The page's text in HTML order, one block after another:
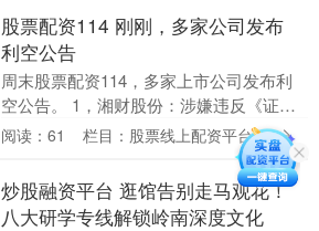
箱....
股票配资114 刚刚，多家公司发布
利空公告
周末股票配资114，多家上市公司发布利
空公告。 1，湘财股份：涉嫌违反《证券
经纪业务管理办法》账户实名制等规定子
公司湘财证券被证监会立案 湘财股份
(600095....
阅读：61 栏目：股票线上配资平台
炒股融资平台 逛馆告别走马观花！
八大研学专线解锁岭南深度文化